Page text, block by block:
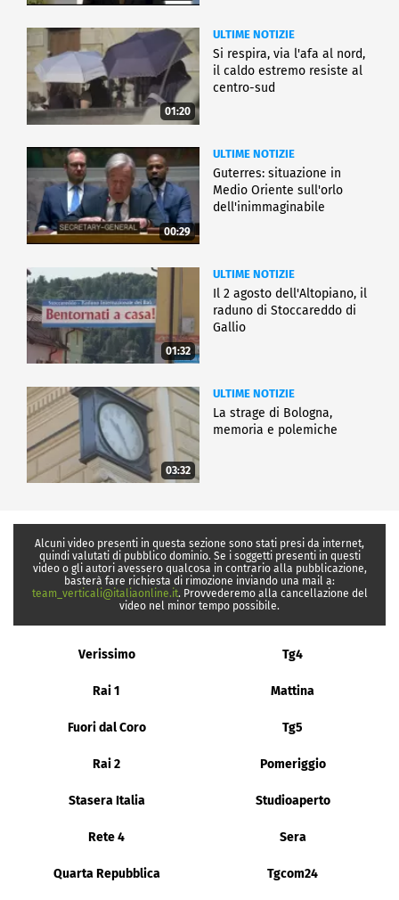
01:20
ULTIME NOTIZIE
Si respira, via l'afa al nord,
il caldo estremo resiste al
centro-sud
00:29
ULTIME NOTIZIE
Guterres: situazione in
Medio Oriente sull'orlo
dell'inimmaginabile
01:32
ULTIME NOTIZIE
Il 2 agosto dell'Altopiano, il
raduno di Stoccareddo di
Gallio
03:32
ULTIME NOTIZIE
La strage di Bologna,
memoria e polemiche
Alcuni video presenti in questa sezione sono stati presi da internet,
quindi valutati di pubblico dominio. Se i soggetti presenti in questi
video o gli autori avessero qualcosa in contrario alla pubblicazione,
basterà fare richiesta di rimozione inviando una mail a:
team_verticali@italiaonline.it. Provvederemo alla cancellazione del
video nel minor tempo possibile.
Verissimo Tg4
Rai 1 Mattina
Fuori dal Coro Tg5
Rai 2 Pomeriggio
Stasera Italia Studioaperto
Rete 4 Sera
Quarta Repubblica Tgcom24